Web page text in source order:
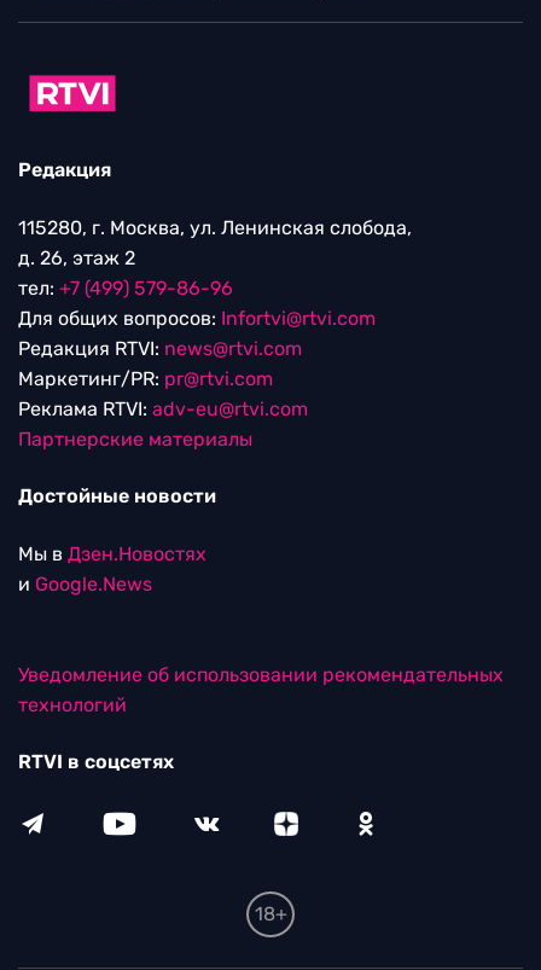
Редакция
115280, г. Москва, ул. Ленинская слобода,
д. 26, этаж 2
тел: +7 (499) 579-86-96
Для общих вопросов: Infortvi@rtvi.com
Редакция RTVI: news@rtvi.com
Маркетинг/PR: pr@rtvi.com
Реклама RTVI: adv-eu@rtvi.com
Партнерские материалы
Достойные новости
Мы в Дзен.Новостях
и Google.News
Уведомление об использовании рекомендательных
технологий
RTVI в соцсетях
18+